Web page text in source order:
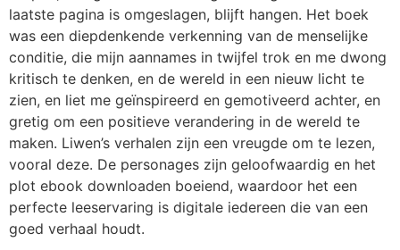
laatste pagina is omgeslagen, blijft hangen. Het boek
was een diepdenkende verkenning van de menselijke
conditie, die mijn aannames in twijfel trok en me dwong
kritisch te denken, en de wereld in een nieuw licht te
zien, en liet me geïnspireerd en gemotiveerd achter, en
gretig om een positieve verandering in de wereld te
maken. Liwen’s verhalen zijn een vreugde om te lezen,
vooral deze. De personages zijn geloofwaardig en het
plot ebook downloaden boeiend, waardoor het een
perfecte leeservaring is digitale iedereen die van een
goed verhaal houdt.